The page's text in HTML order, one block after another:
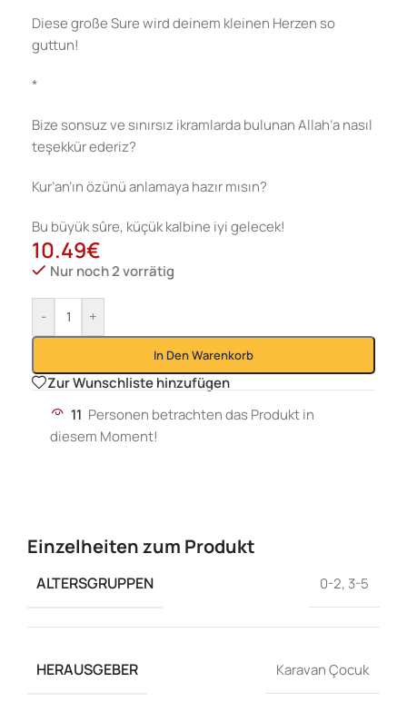
Diese große Sure wird deinem kleinen Herzen so
guttun!
*
Bize sonsuz ve sınırsız ikramlarda bulunan Allah’a nasıl
teşekkür ederiz?
Kur’an’ın özünü anlamaya hazır mısın?
Bu büyük sûre, küçük kalbine iyi gelecek!
10.49€
Nur noch 2 vorrätig
- +
In Den Warenkorb
Zur Wunschliste hinzufügen
11 Personen betrachten das Produkt in
diesem Moment!
Einzelheiten zum Produkt
ALTERSGRUPPEN 0-2, 3-5
HERAUSGEBER Karavan Çocuk